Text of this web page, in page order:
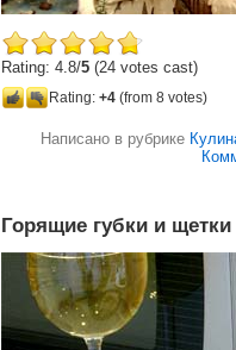
Rating: 4.8/5 (24 votes cast)
Rating: +4 (from 8 votes)
Написано в рубрике
Горящие губки и